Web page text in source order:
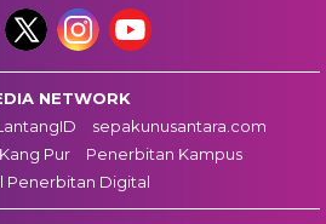
NETWORK
sepakunusantara.com
Pur
Penerbitan Kampus
Penerbitan Digital